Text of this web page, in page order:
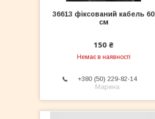
36613 фіксований кабель 60
см
150 ₴
Немає в наявності
+380 (50) 229-82-14
Марина